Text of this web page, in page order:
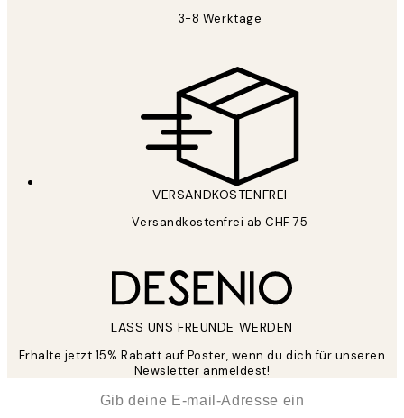
3-8 Werktage
VERSANDKOSTENFREI
Versandkostenfrei ab CHF 75
LASS UNS FREUNDE WERDEN
Erhalte jetzt 15% Rabatt auf Poster, wenn du dich für unseren
Newsletter anmeldest!